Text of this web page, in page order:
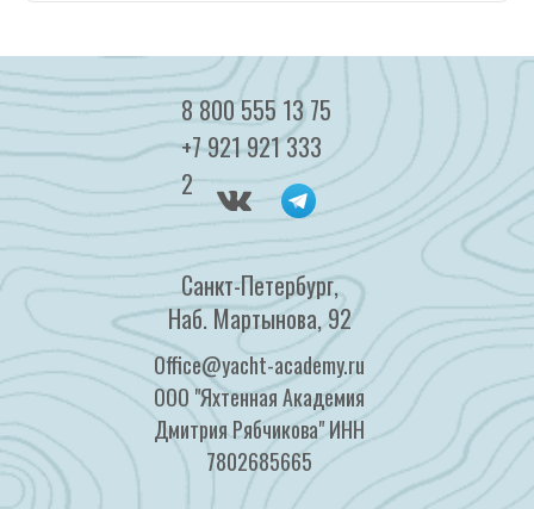
8 800 555 13 75
+7 921 921 333
2
Санкт-Петербург,
Наб. Мартынова, 92
Office@yacht-academy.ru
ООО "Яхтенная Академия
Дмитрия Рябчикова" ИНН
7802685665